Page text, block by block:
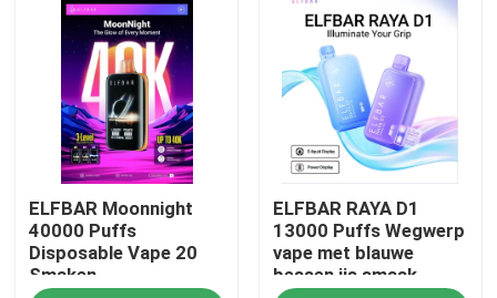
Thuis
ELFBAR Moonnight
40000 Puffs
Disposable Vape 20
Smaken
ELFBAR RAYA D1
13000 Puffs Wegwerp
vape met blauwe
bessen ijs smaak